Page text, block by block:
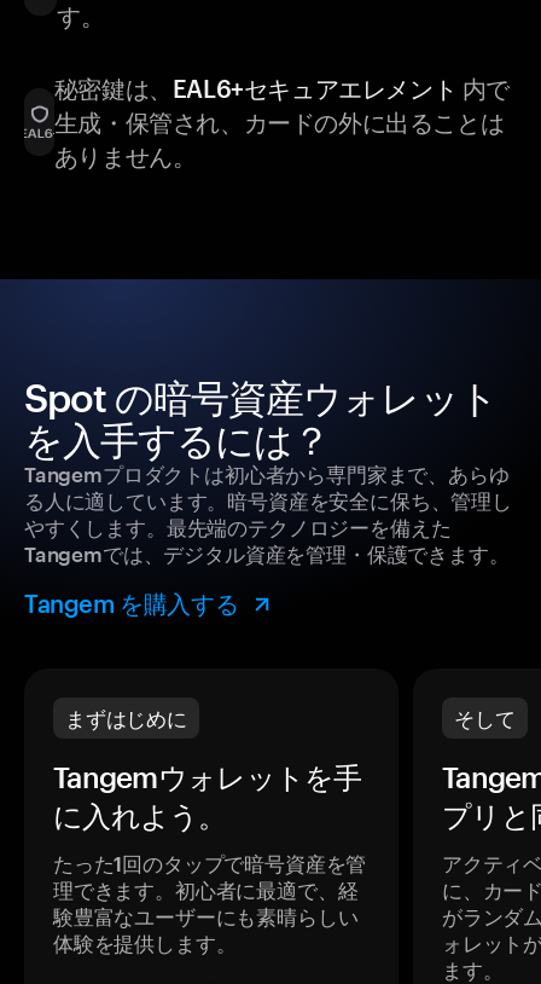
す。
秘密鍵は、 EAL6+セキュアエレメント 内で
生成・保管され、カードの外に出ることは
ありません。
Spot の暗号資産ウォレット
を入手するには？
Tangemプロダクトは初心者から専門家まで、あらゆ
る人に適しています。暗号資産を安全に保ち、管理し
やすくします。最先端のテクノロジーを備えた
Tangemでは、デジタル資産を管理・保護できます。
Tangem を購入する
まずはじめに
Tangemウォレットを手
に入れよう。
たった1回のタップで暗号資産を管
理できます。初心者に最適で、経
験豊富なユーザーにも素晴らしい
体験を提供します。
そして
プリと
アクティ
に、カー
がランダ
ォレット
ます。